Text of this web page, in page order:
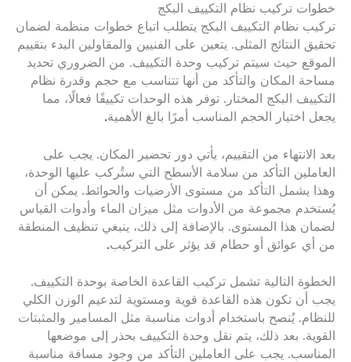
خطوات تركيب نظام التكييف البكج
تركيب نظام التكييف البكج يتطلب اتباع خطوات منظمة لضمان
تحقيق النتائج المثلى. يتعين على الفنيين والمقاولين البدء بتقييم
الموقع حيث سيتم تركيب وحدة التكييف. من الضروري تحديد
مساحة المكان والتأكد من أنها تتناسب مع حجم وقدرة نظام
التكييف البكج المختار. توفر هذه الوحدات تكييفًا فعالًا، مما
يجعل اختيار الحجم المناسب أمرًا بالغ الأهمية.
بعد الانتهاء من التقييم، يأتي دور تحضير المكان. يجب على
العاملين التأكد من سلامة الأسطح التي ستُركب عليها الوحدة،
وهذا يشمل التأكد من مستوى الأرضيات والحوائط. يمكن أن
يُستخدم مجموعة من الأدوات مثل ميزان الماء وأدوات القياس
لضمان هذا المستوى. بالإضافة إلى ذلك، ينبغي تنظيف المنطقة
من أي عوائق أو حطام قد يؤثر على التركيب.
الخطوة التالية تشمل تركيب القاعدة الخاصة بوحدة التكييف.
يجب أن تكون هذه القاعدة قوية ومستوية لتدعيم الوزن الكلي
للنظام. يُنصح باستخدام أدوات مناسبة مثل المسامير والمثبتات
القوية. بعد ذلك، يتم نقل وحدة التكييف بحذر إلى موضعها
المناسب. يجب على العاملين التأكد من وجود مسافة مناسبة